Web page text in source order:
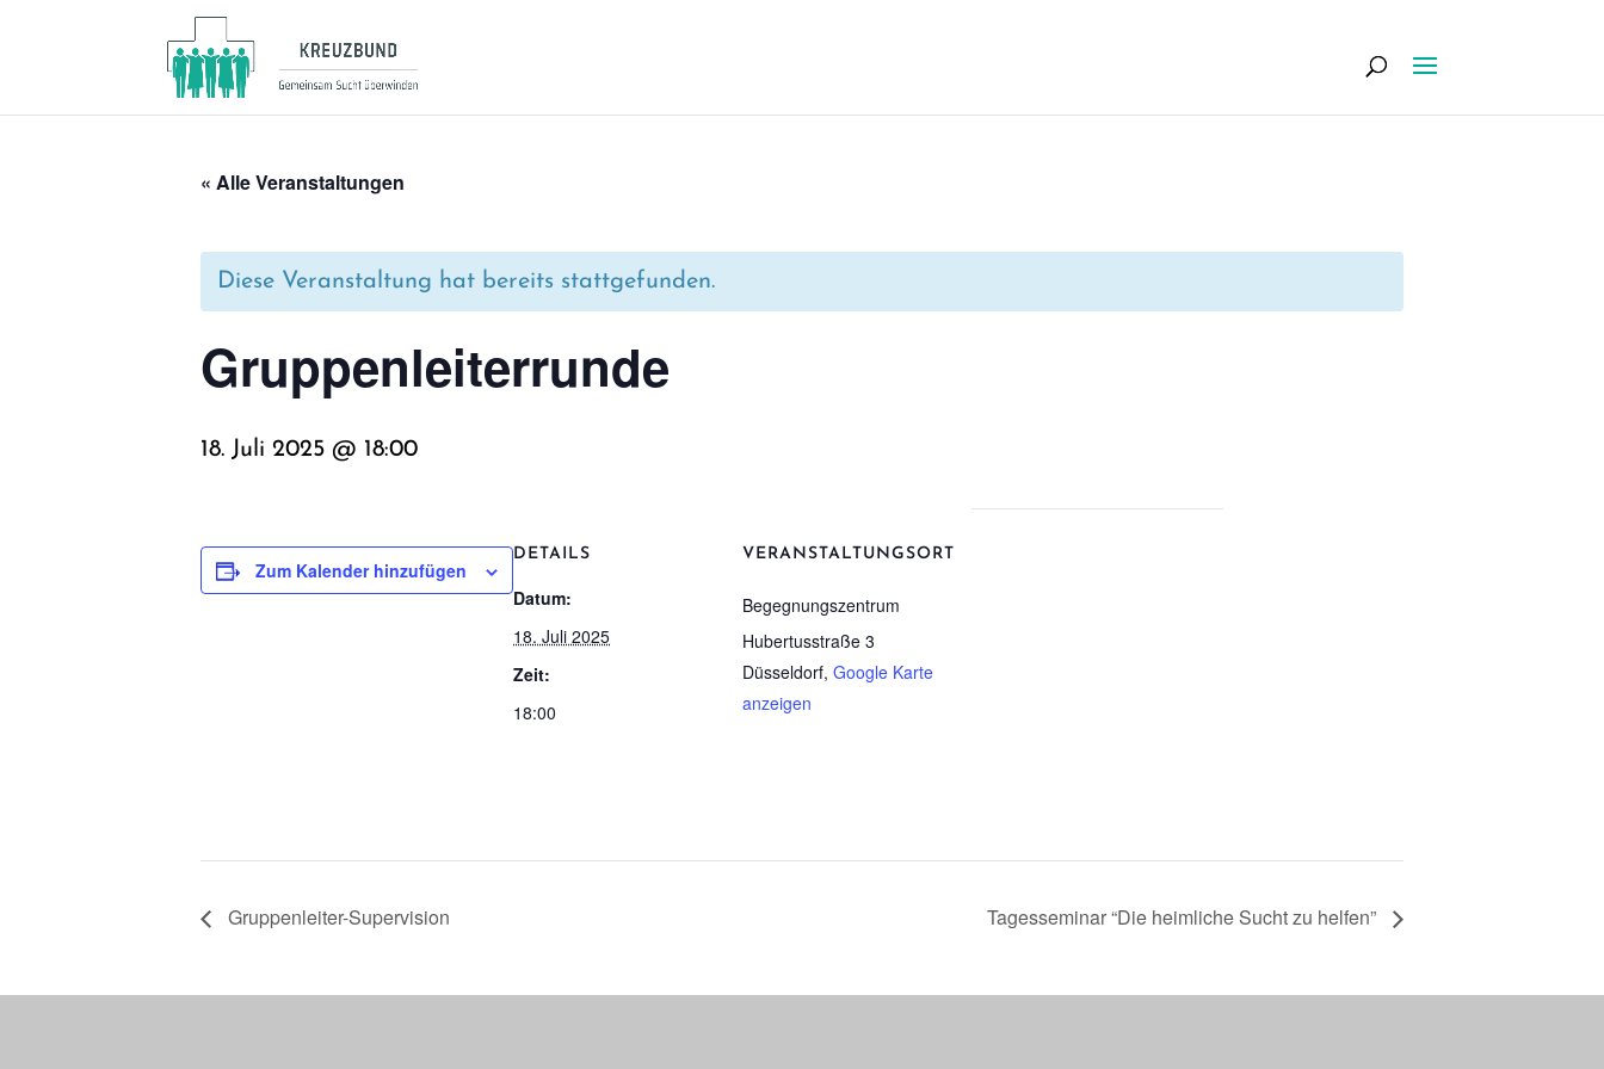
« Alle Veranstaltungen
Diese Veranstaltung hat bereits stattgefunden.
Grup­pen­lei­ter­run­de
18. Juli 2025 @ 18:00
Zum Kalender hinzufügen
DETAILS
Datum:
18. Juli 2025
Zeit:
18:00
VERANSTALTUNGSORT
Begeg­nungs­zen­trum
Hubertusstraße 3
Düsseldorf, Google Karte
anzeigen
Grup­pen­lei­ter-Super­vi­si­on Tages­se­mi­nar “Die heim­li­che Sucht zu hel­fen”